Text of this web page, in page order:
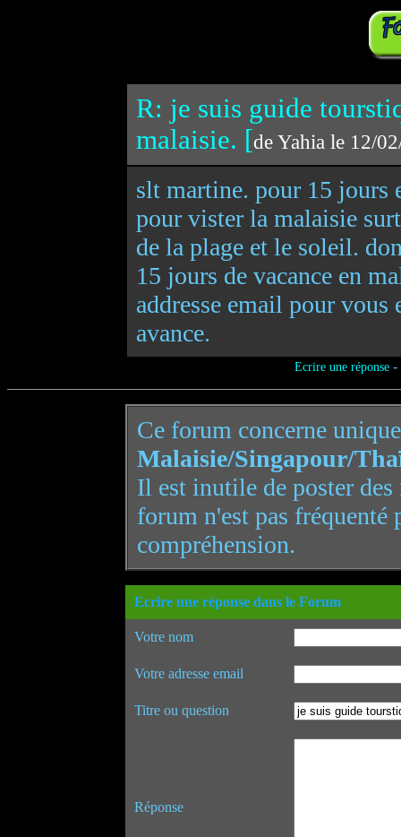
R: je suis guide
malaisie. [de Yahia le 12/
slt martine. pour 15 jours
pour vister la malaisie
de la plage et le soleil.
15 jours de vacance en
addresse email pour
avance.
Ecrire une réponse-
Ce forum concerne
Malaisie/Singapour/
Il est inutile de poster
forum n'est pas
compréhension.
Ecrire une réponse dans le Forum
Votre nom
Votre adresse email
Titre ou question
Réponse